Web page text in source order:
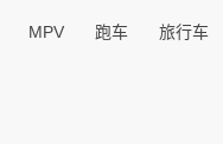
MPV 跑车 旅行车